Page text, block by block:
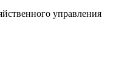
управления